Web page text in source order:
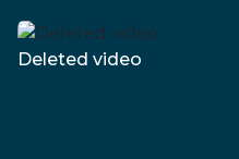
Deleted video